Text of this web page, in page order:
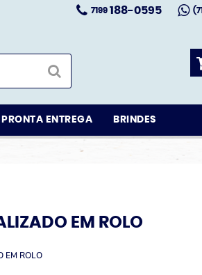
7199188-0595
PRONTA ENTREGA BRINDES
EM ROLO
EM ROLO